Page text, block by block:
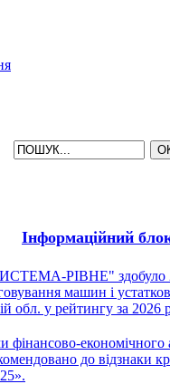
Інформаційний
РІВНЕ" здобуло 2
машин і
обл. у рейтингу за 2026
фінансово-
до відзнаки